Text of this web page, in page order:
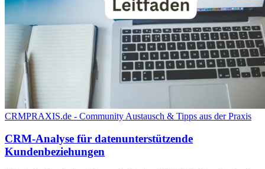
CRMPRAXIS.de - Community Austausch & Tipps aus der Praxis
CRM-Analyse für datenunterstützende
Kundenbeziehungen